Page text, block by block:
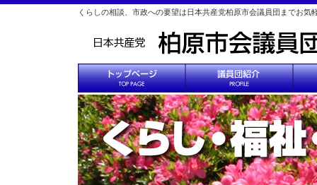
くらしの相談、市政への要望は日本共産党柏原市会議員団までお気